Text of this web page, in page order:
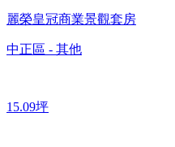
麗榮皇冠商業景觀套房
中正區 - 其他
15.09坪